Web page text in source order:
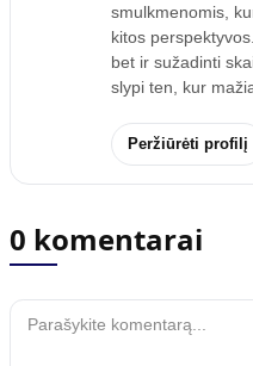
smulkmenomis,
kitos
bet ir sužadinti
slypi ten, kur
Peržiūrėti profilį
0 komentarai